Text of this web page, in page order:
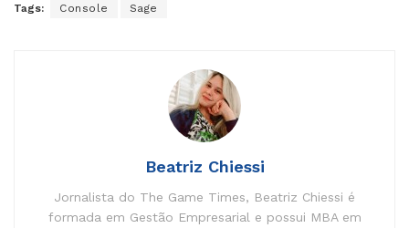
Tags: Console Sage
Beatriz Chiessi
Jornalista do The Game Times, Beatriz Chiessi é
formada em Gestão Empresarial e possui MBA em